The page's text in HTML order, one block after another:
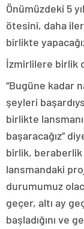
Önümüzdeki 5
ötesini, daha
birlikte
İzmirlilere birlik
“Bugüne kadar
şeyleri
birlikte
başaracağız”
birlik,
lansmandaki
durumumuz
geçer, altı ay
başladığını ve